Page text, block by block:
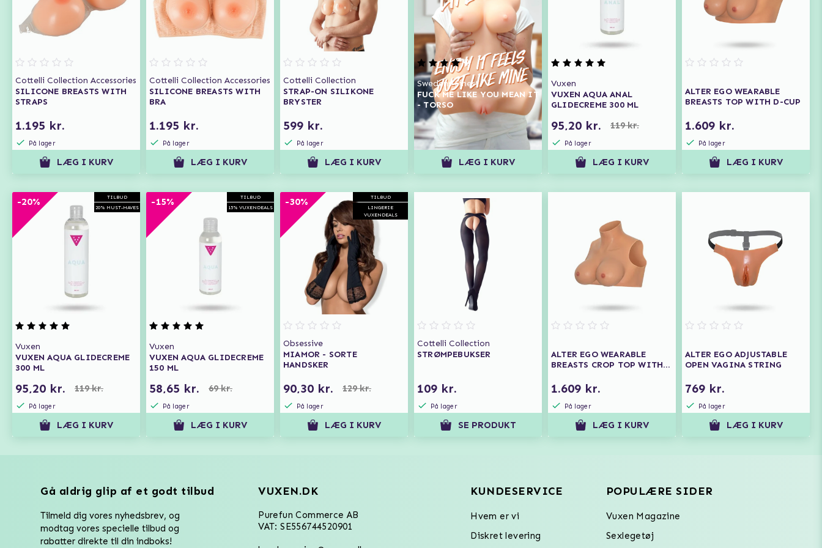
Cottelli Collection Accessories
SILICONE BREASTS WITH
STRAPS
1.195 kr.
På lager
LÆG I KURV
Cottelli Collection Accessories
SILICONE BREASTS WITH
BRA
1.195 kr.
På lager
LÆG I KURV
Cottelli Collection
STRAP-ON SILIKONE
BRYSTER
599 kr.
På lager
LÆG I KURV
Swedens Finest
FUCK ME LIKE YOU MEAN IT
- TORSO
1.295 kr.
På lager
LÆG I KURV
Vuxen
VUXEN AQUA ANAL
GLIDECREME 300 ML
95,20 kr. 119 kr.
På lager
LÆG I KURV
ALTER EGO WEARABLE
BREASTS TOP WITH D-CUP
1.609 kr.
På lager
LÆG I KURV
TILBUD
20% MUST-HAVES
-20%
Vuxen
VUXEN AQUA GLIDECREME
300 ML
95,20 kr. 119 kr.
På lager
LÆG I KURV
TILBUD
15% VUXENDEALS
-15%
Vuxen
VUXEN AQUA GLIDECREME
150 ML
58,65 kr. 69 kr.
På lager
LÆG I KURV
TILBUD
LINGERIE
VUXENDEALS
-30%
Obsessive
MIAMOR - SORTE
HANDSKER
90,30 kr. 129 kr.
På lager
LÆG I KURV
Cottelli Collection
STRØMPEBUKSER
109 kr.
På lager
SE PRODUKT
ALTER EGO WEARABLE
BREASTS CROP TOP WITH
1.609 kr.
På lager
LÆG I KURV
ALTER EGO ADJUSTABLE
OPEN VAGINA STRING
769 kr.
På lager
LÆG I KURV
Gå aldrig glip af et godt tilbud
Tilmeld dig vores nyhedsbrev, og
modtag vores specielle tilbud og
rabatter direkte til din indboks!
VUXEN.DK
Purefun Commerce AB
VAT: SE556744520901
KUNDESERVICE
Hvem er vi
Diskret levering
POPULÆRE SIDER
Vuxen Magazine
Sexlegetøj